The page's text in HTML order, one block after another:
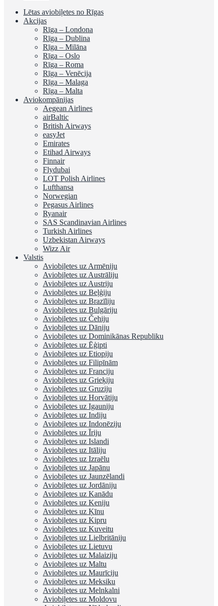
Lētas aviobiļetes no Rīgas
Akcijas
Rīga – Londona
Rīga – Dublina
Rīga – Milāna
Rīga – Oslo
Rīga – Roma
Rīga – Venēcija
Rīga – Malaga
Rīga – Malta
Aviokompānijas
Aegean Airlines
airBaltic
British Airways
easyJet
Emirates
Etihad Airways
Finnair
Flydubai
LOT Polish Airlines
Lufthansa
Norwegian
Pegasus Airlines
Ryanair
SAS Scandinavian Airlines
Turkish Airlines
Uzbekistan Airways
Wizz Air
Valstis
Aviobiļetes uz Armēniju
Aviobiļetes uz Austrāliju
Aviobiļetes uz Austriju
Aviobiļetes uz Beļģiju
Aviobiļetes uz Brazīliju
Aviobiļetes uz Bulgāriju
Aviobiļetes uz Čehiju
Aviobiļetes uz Dāniju
Aviobiļetes uz Dominikānas Republiku
Aviobiļetes uz Ēģipti
Aviobiļetes uz Etiopiju
Aviobiļetes uz Filipīnām
Aviobiļetes uz Franciju
Aviobiļetes uz Grieķiju
Aviobiļetes uz Gruziju
Aviobiļetes uz Horvātiju
Aviobiļetes uz Igauniju
Aviobiļetes uz Indiju
Aviobiļetes uz Indonēziju
Aviobiļetes uz Īriju
Aviobiļetes uz Islandi
Aviobiļetes uz Itāliju
Aviobiļetes uz Izraēlu
Aviobiļetes uz Japānu
Aviobiļetes uz Jaunzēlandi
Aviobiļetes uz Jordāniju
Aviobiļetes uz Kanādu
Aviobiļetes uz Keniju
Aviobiļetes uz Ķīnu
Aviobiļetes uz Kipru
Aviobiļetes uz Kuveitu
Aviobiļetes uz Lielbritāniju
Aviobiļetes uz Lietuvu
Aviobiļetes uz Malaiziju
Aviobiļetes uz Maltu
Aviobiļetes uz Maurīciju
Aviobiļetes uz Meksiku
Aviobiļetes uz Melnkalni
Aviobiļetes uz Moldovu